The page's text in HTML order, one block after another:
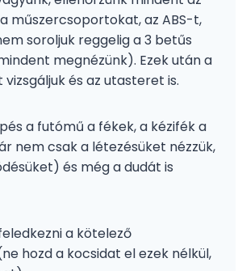
műszercsoportokat, az ABS-t,
soroljuk reggelig a 3 betűs
megnézünk). Ezek után a
és az utasteret is.
a futómű a fékek, a kézifék a
nem csak a létezésüket nézzük,
és még a dudát is
a kötelező
hozd a kocsidat el ezek nélkül,